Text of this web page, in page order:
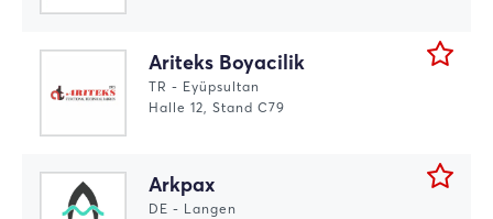
Ariteks Boyacilik
TR - Eyüpsultan
Halle 12, Stand C79
Arkpax
DE - Langen